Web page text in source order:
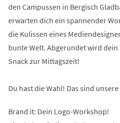
den Campussen in Bergisch
erwarten dich ein spannender
die Kulissen eines
bunte Welt. Abgerundet wird dein
Snack zur Mittagszeit!
Du hast die Wahl! Das sind
Brand it: Dein Logo-Workshop!